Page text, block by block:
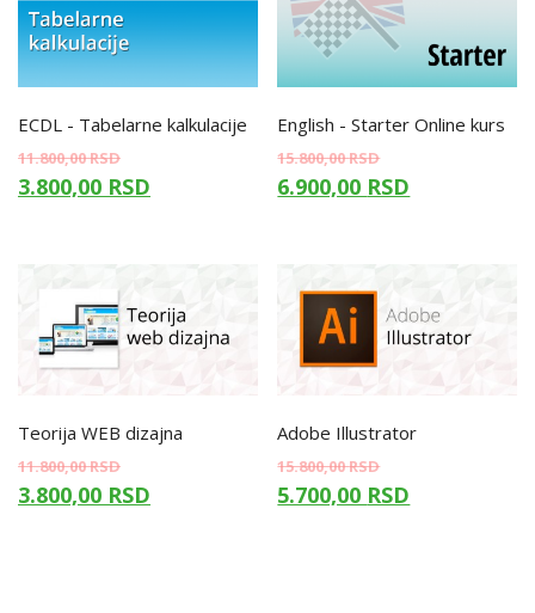
ECDL - Tabelarne kalkulacije
11.800,00RSD
3.800,00 RSD
English - Starter Online kurs
15.800,00RSD
6.900,00 RSD
Teorija WEB dizajna
11.800,00RSD
3.800,00 RSD
Adobe Illustrator
15.800,00RSD
5.700,00 RSD